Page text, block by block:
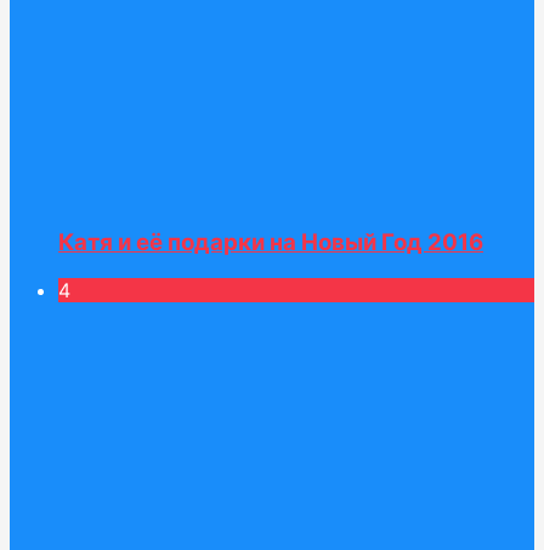
Катя и её подарки на Новый Год 2016
4